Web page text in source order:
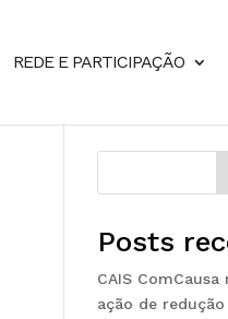
REDE E PARTICIPAÇÃO
Posts
CAIS ComCausa
ação de